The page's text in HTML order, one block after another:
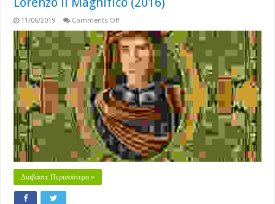
11/06/2019 Comments Offon
il
Magnifico
(2016)
Διαβάστε Περισσότερα »